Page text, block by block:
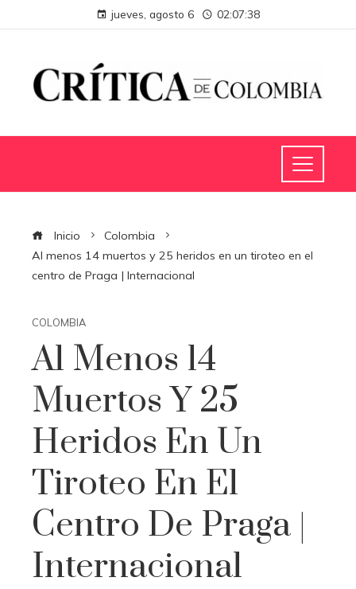
jueves, agosto 6 02:07:39
Inicio
Colombia
Al menos 14 muertos y 25 heridos en un tiroteo en el
centro de Praga | Internacional
COLOMBIA
Al Menos 14
Muertos Y 25
Heridos En Un
Tiroteo En El
Centro De Praga |
Internacional